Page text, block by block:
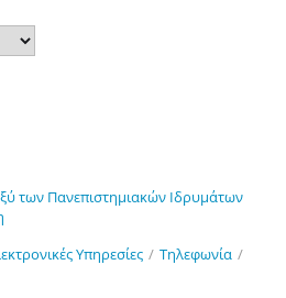
των Πανεπιστημιακών Ιδρυμάτων
Υπηρεσίες / Τηλεφωνία /